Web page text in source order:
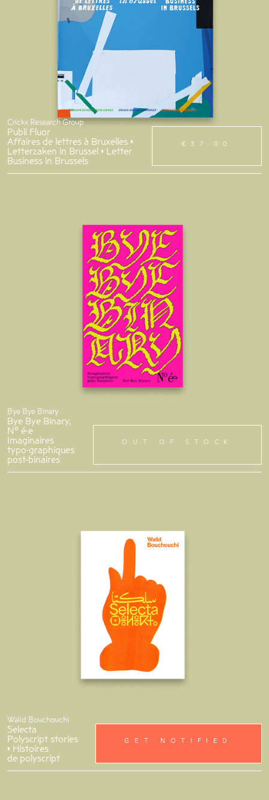
Crickx Research Group
Publi Fluor
Affaires de lettres à Bruxelles •
Letterzaken in Brussel • Letter
Business in Brussels
€37.00
Bye Bye Binary
Bye Bye Binary,
N° é·e
Imaginaires
typo·graphiques
post-binaires
OUT OF STOCK
Walid Bouchouchi
Selecta
Polyscript stories
• Histoires
de polyscript
GET NOTIFIED